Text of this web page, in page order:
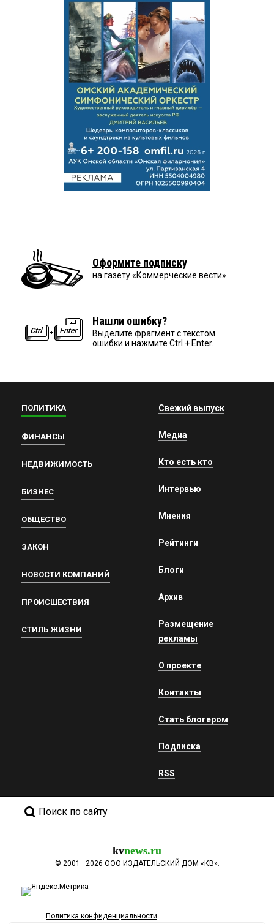
Оформите подписку
на газету «Коммерческие вести»
Нашли ошибку?
Выделите фрагмент с текстом
ошибки и нажмите Ctrl + Enter.
ПОЛИТИКА
ФИНАНСЫ
НЕДВИЖИМОСТЬ
БИЗНЕС
ОБЩЕСТВО
ЗАКОН
НОВОСТИ КОМПАНИЙ
ПРОИСШЕСТВИЯ
СТИЛЬ ЖИЗНИ
Свежий выпуск
Медиа
Кто есть кто
Интервью
Мнения
Рейтинги
Блоги
Архив
Размещение
рекламы
О проекте
Контакты
Стать блогером
Подписка
RSS
Поиск по сайту
kvnews.ru
© 2001—2026 ООО ИЗДАТЕЛЬСКИЙ ДОМ «КВ».
Политика конфиденциальности